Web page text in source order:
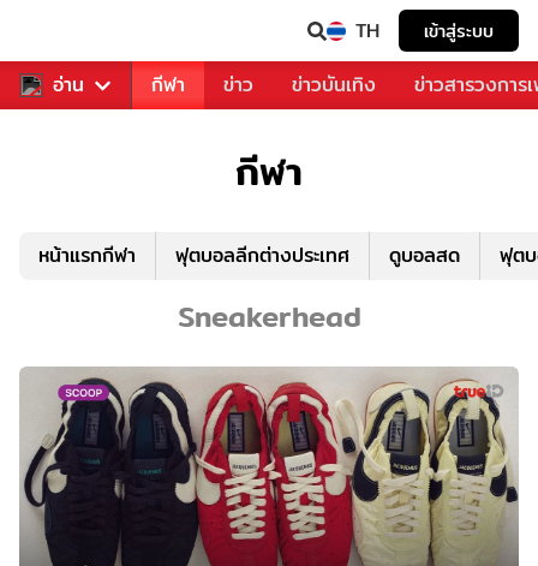
TH เข้าสู่ระบบ
อ่าน
สำหรับคุณ กีฬา ข่าว ข่าวบันเทิง ข่าวสารวงการ
กีฬา
หน้าแรกกีฬา ฟุตบอลลีกต่างประเทศ ดูบอลสด ฟุต
Sneakerhead